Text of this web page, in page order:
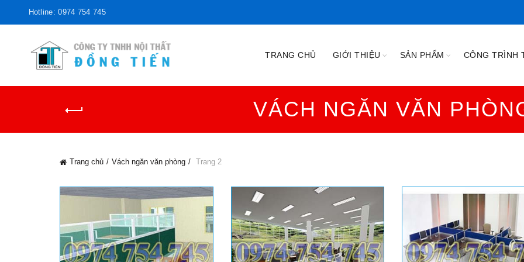
Hotline: 0974 754 745
TRANG CHỦ GIỚI THIỆU SẢN PHẨM CÔNG TRÌNH
VÁCH NGĂN VĂN
Trang chủ Vách ngăn văn phòng Trang 2